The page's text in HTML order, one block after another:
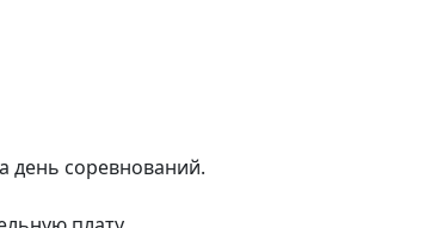
день соревнований.